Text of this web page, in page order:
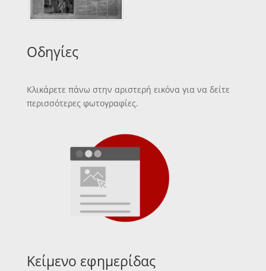
Οδηγίες
Κλικάρετε πάνω στην αριστερή εικόνα για να δείτε
περισσότερες φωτογραφίες.
Κείμενο εφημερίδας